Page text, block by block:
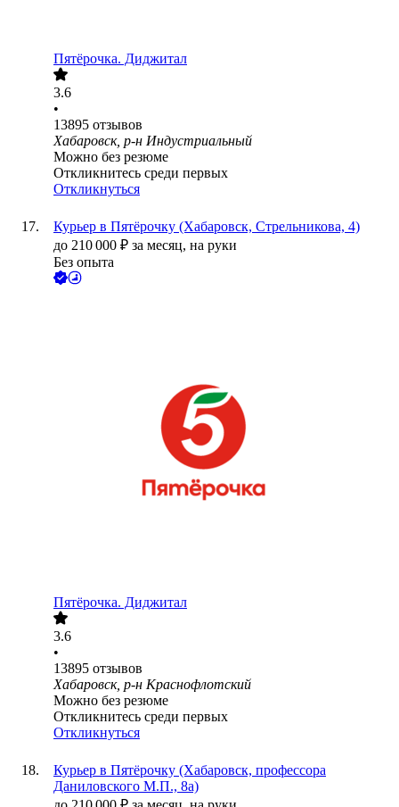
Пятёрочка. Диджитал
3.6
•
13895 отзывов
Хабаровск, р-н Индустриальный
Можно без резюме
Откликнитесь среди первых
Откликнуться
Курьер в Пятёрочку (Хабаровск, Стрельникова, 4)
до 210 000 ₽ за месяц, на руки
Без опыта
Пятёрочка. Диджитал
3.6
•
13895 отзывов
Хабаровск, р-н Краснофлотский
Можно без резюме
Откликнитесь среди первых
Откликнуться
Курьер в Пятёрочку (Хабаровск, профессора
Даниловского М.П., 8а)